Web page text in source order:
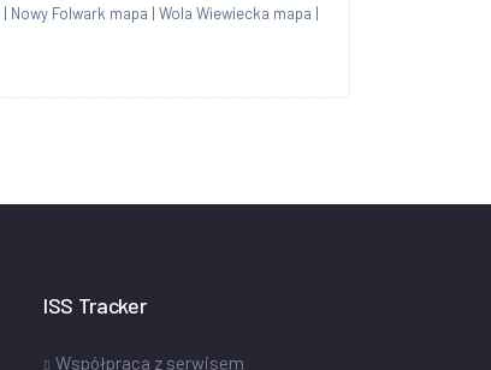
| Nowy Folwark mapa | Wola Wiewiecka mapa |
ISS Tracker
Współpraca z serwisem